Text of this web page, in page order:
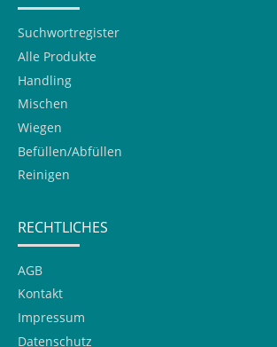
Suchwortregister
Alle Produkte
Handling
Mischen
Wiegen
Befüllen/Abfüllen
Reinigen
RECHTLICHES
AGB
Kontakt
Impressum
Datenschutz